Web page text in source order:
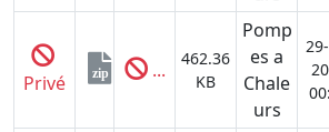
Privé zip ...
462.36
KB
Pomp
es a
Chale
urs